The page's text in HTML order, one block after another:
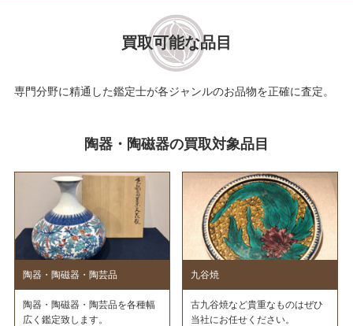
買取可能な品目
専門分野に精通した鑑定士が各ジャンルのお品物を正確に査定。
陶器・陶磁器の買取対象品目
陶器・陶磁器・陶芸品
陶器・陶磁器・陶芸品を各種幅
広く鑑定致します。
九谷焼
古九谷焼など貴重なものはぜひ
当社にお任せください。